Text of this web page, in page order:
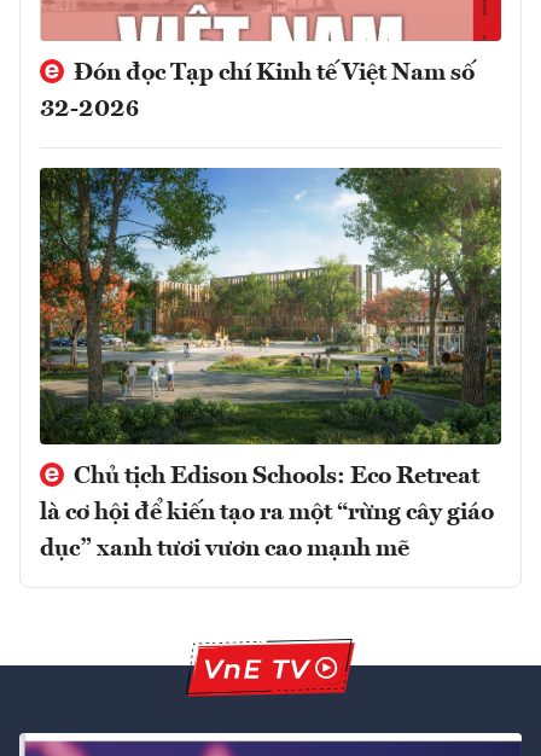
Đón đọc Tạp chí Kinh tế Việt Nam số
32-2026
Chủ tịch Edison Schools: Eco Retreat
là cơ hội để kiến tạo ra một “rừng cây giáo
dục” xanh tươi vươn cao mạnh mẽ